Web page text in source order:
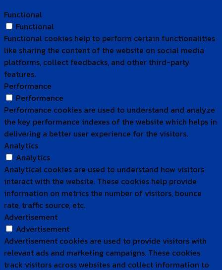
Functional
Functional
Functional cookies help to perform certain functionalities
like sharing the content of the website on social media
platforms, collect feedbacks, and other third-party
features.
Performance
Performance
Performance cookies are used to understand and analyze
the key performance indexes of the website which helps in
delivering a better user experience for the visitors.
Analytics
Analytics
Analytical cookies are used to understand how visitors
interact with the website. These cookies help provide
information on metrics the number of visitors, bounce
rate, traffic source, etc.
Advertisement
Advertisement
Advertisement cookies are used to provide visitors with
relevant ads and marketing campaigns. These cookies
track visitors across websites and collect information to